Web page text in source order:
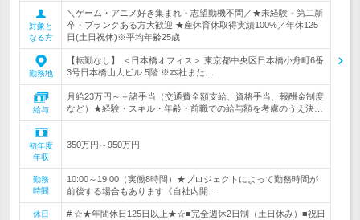
対象と
なる方
＼ゲーム・アニメ好き集まれ・志望動機不問／★未経験・第二新
卒・ブランクある方大歓迎 ★産休育休取得実績100%／年休125
日(土日祝休)※平均年齢25歳
勤務地
【転勤なし】 ＜日本橋オフィス＞ 東京都中央区日本橋小舟町6番
3号日本橋山大ビル 5階 ※本社また…
給与
月給23万円～＋諸手当（交通費全額支給、資格手当、報酬金制度
など）★経験・スキル・年齢・前職での給与額を考慮のうえ決…
初年度
年収
350万円～950万円
勤務
時間
10:00～19:00（実働8時間）★プロジェクトによって勤務時間が
前後する場合もあります《自社内開…
休日
# ☆★年間休日125日以上★☆■完全週休2日制（土日休み）■祝日